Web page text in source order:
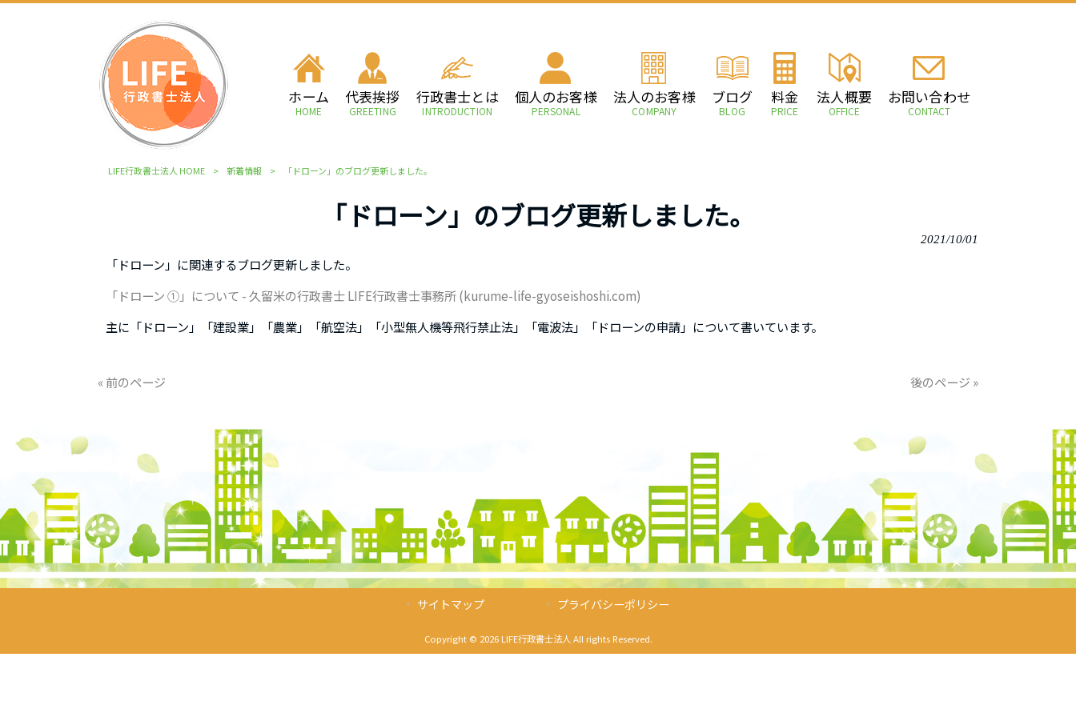
ホーム
HOME
代表挨拶
GREETING
行政書士とは
INTRODUCTION
個人のお客様
PERSONAL
法人のお客様
COMPANY
ブログ
BLOG
料金
PRICE
法人概要
OFFICE
お問い合わせ
CONTACT
LIFE行政書士法人 HOME > 新着情報 > 「ドローン」のブログ更新しました。
「ドローン」のブログ更新しました。
2021/10/01
「ドローン」に関連するブログ更新しました。
「ドローン ①」について - 久留米の行政書士 LIFE行政書士事務所 (kurume-life-gyoseishoshi.com)
主に「ドローン」「建設業」「農業」「航空法」「小型無人機等飛行禁止法」「電波法」「ドローンの申請」について書いています。
« 前のページ 後のページ »
サイトマップ プライバシーポリシー
Copyright © 2026 LIFE行政書士法人 All rights Reserved.